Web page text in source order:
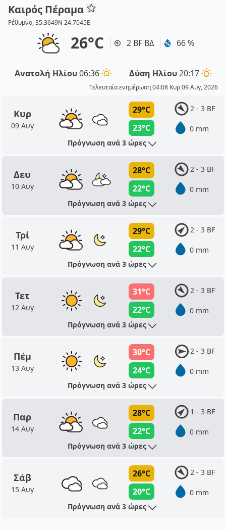
Καιρός Πέραμα
Ρέθυμνο, 35.3649N 24.7045E
26°C 2 BF ΒΔ 66 %
Ανατολή Ηλίου06:36 Δύση Ηλίου20:17
Τελευταία ενημέρωση 04:08 Κυρ 09 Αυγ, 2026
Κυρ
09 Αυγ
29°C
23°C
2 - 3 BF
0 mm
Πρόγνωση ανά 3 ώρες
Δευ
10 Αυγ
28°C
22°C
2 - 3 BF
0 mm
Πρόγνωση ανά 3 ώρες
Τρί
11 Αυγ
29°C
22°C
2 - 3 BF
0 mm
Πρόγνωση ανά 3 ώρες
Τετ
12 Αυγ
31°C
22°C
2 - 3 BF
0 mm
Πρόγνωση ανά 3 ώρες
Πέμ
13 Αυγ
30°C
24°C
2 - 3 BF
0 mm
Πρόγνωση ανά 3 ώρες
Παρ
14 Αυγ
28°C
22°C
1 - 3 BF
0 mm
Πρόγνωση ανά 3 ώρες
Σάβ
15 Αυγ
26°C
20°C
2 - 3 BF
0 mm
Πρόγνωση ανά 3 ώρες